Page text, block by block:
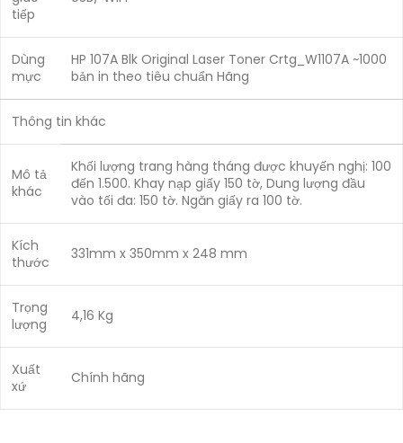
tiếp
Dùng
mực
HP 107A Blk Original Laser Toner Crtg_W1107A ~1000
bản in theo tiêu chuẩn Hãng
Thông tin khác
Mô tả
khác
Khối lượng trang hàng tháng được khuyến nghị: 100
đến 1.500. Khay nạp giấy 150 tờ, Dung lượng đầu
vào tối đa: 150 tờ. Ngăn giấy ra 100 tờ.
Kích
thước
331mm x 350mm x 248 mm
Trọng
lượng
4,16 Kg
Xuất
xứ
Chính hãng